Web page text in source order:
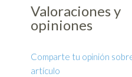
Valoraciones y
opiniones
Comparte tu opinión
artículo